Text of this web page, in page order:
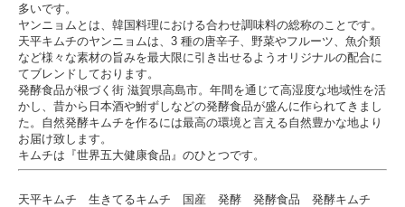
多いです。
ヤンニョムとは、韓国料理における合わせ調味料の総称のことです。
天平キムチのヤンニョムは、3 種の唐辛子、野菜やフルーツ、魚介類
など様々な素材の旨みを最大限に引き出せるようオリジナルの配合に
てブレンドしております。
発酵食品が根づく街 滋賀県高島市。年間を通じて高湿度な地域性を活
かし、昔から日本酒や鮒ずしなどの発酵食品が盛んに作られてきまし
た。自然発酵キムチを作るには最高の環境と言える自然豊かな地より
お届け致します。
キムチは『世界五大健康食品』のひとつです。
天平キムチ 生きてるキムチ 国産 発酵 発酵食品 発酵キムチ